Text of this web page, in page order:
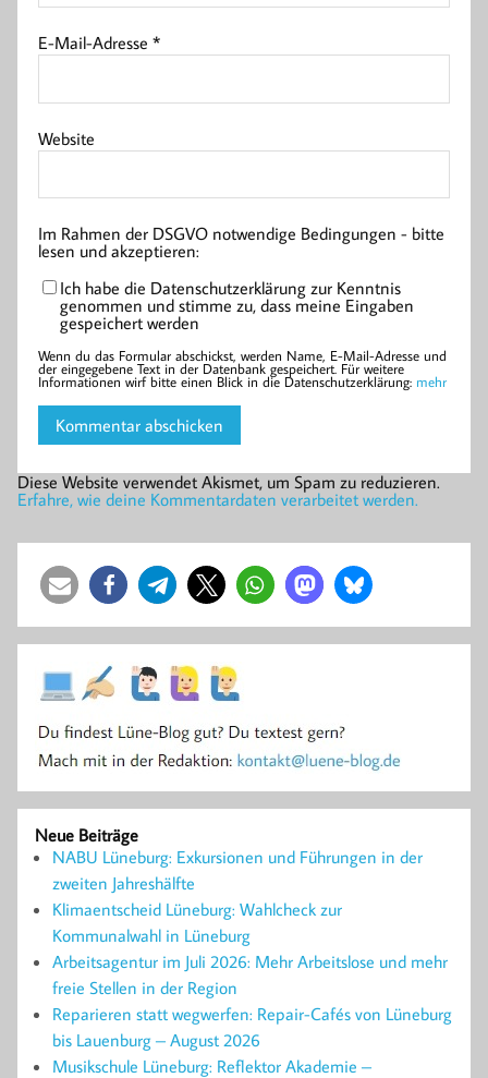
E-Mail-Adresse*
Website
Im Rahmen der DSGVO notwendige Bedingungen - bitte
lesen und akzeptieren:
Ich habe die Datenschutzerklärung zur Kenntnis
genommen und stimme zu, dass meine Eingaben
gespeichert werden
Wenn du das Formular abschickst, werden Name, E-Mail-Adresse und
der eingegebene Text in der Datenbank gespeichert. Für weitere
Informationen wirf bitte einen Blick in die Datenschutzerklärung: mehr
Diese Website verwendet Akismet, um Spam zu reduzieren.
Erfahre, wie deine Kommentardaten verarbeitet werden.
Neue Beiträge
NABU Lüneburg: Exkursionen und Führungen in der
zweiten Jahreshälfte
Klimaentscheid Lüneburg: Wahlcheck zur
Kommunalwahl in Lüneburg
Arbeitsagentur im Juli 2026: Mehr Arbeitslose und mehr
freie Stellen in der Region
Reparieren statt wegwerfen: Repair-Cafés von Lüneburg
bis Lauenburg – August 2026
Musikschule Lüneburg: Reflektor Akademie –